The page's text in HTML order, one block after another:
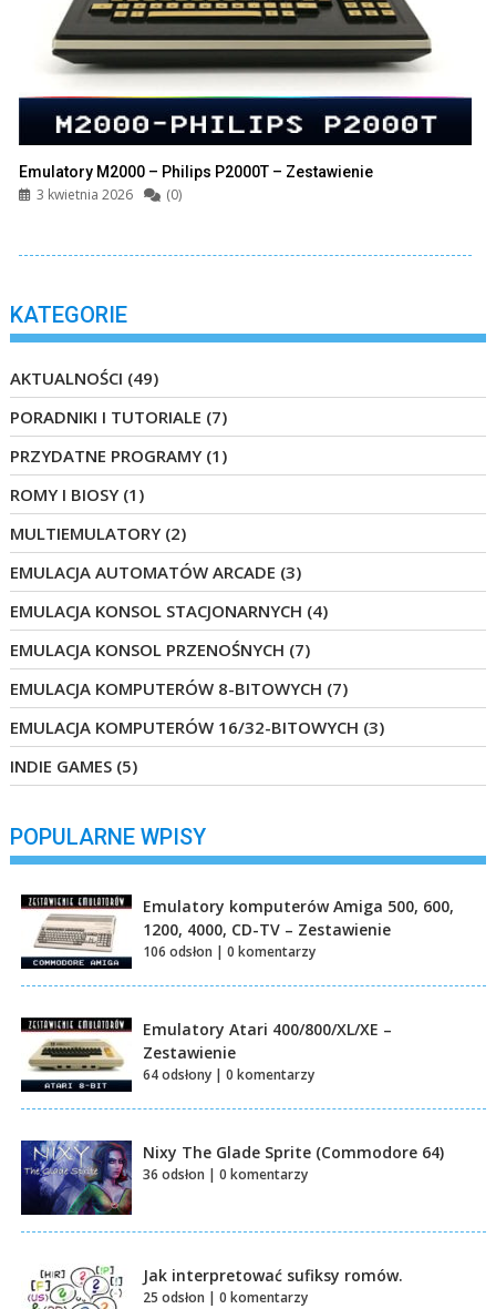
Emulatory M2000 – Philips P2000T – Zestawienie
3 kwietnia 2026 (0)
KATEGORIE
AKTUALNOŚCI (49)
PORADNIKI I TUTORIALE (7)
PRZYDATNE PROGRAMY (1)
ROMY I BIOSY (1)
MULTIEMULATORY (2)
EMULACJA AUTOMATÓW ARCADE (3)
EMULACJA KONSOL STACJONARNYCH (4)
EMULACJA KONSOL PRZENOŚNYCH (7)
EMULACJA KOMPUTERÓW 8-BITOWYCH (7)
EMULACJA KOMPUTERÓW 16/32-BITOWYCH (3)
INDIE GAMES (5)
POPULARNE WPISY
Emulatory komputerów Amiga 500, 600,
1200, 4000, CD-TV – Zestawienie
106 odsłon |0 komentarzy
Emulatory Atari 400/800/XL/XE –
Zestawienie
64 odsłony |0 komentarzy
Nixy The Glade Sprite (Commodore 64)
36 odsłon |0 komentarzy
Jak interpretować sufiksy romów.
25 odsłon |0 komentarzy